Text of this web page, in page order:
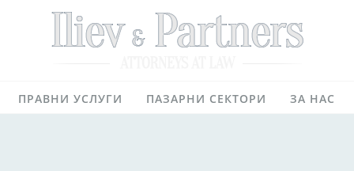
кантора в София
ПРАВНИ УСЛУГИ ПАЗАРНИ СЕКТОРИ ЗА НАС